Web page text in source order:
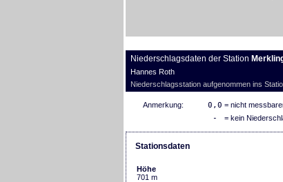
Niederschlagsdaten der Station
Hannes Roth
Niederschlagsstation aufgenommen ins
Anmerkung: 0,0 = nicht
- = kein
Stationsdaten
Höhe
701 m